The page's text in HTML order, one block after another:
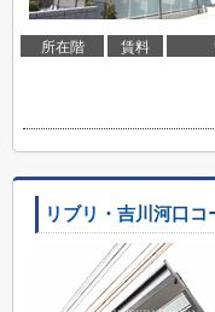
所在階 賃料
リブリ・吉川河口コ